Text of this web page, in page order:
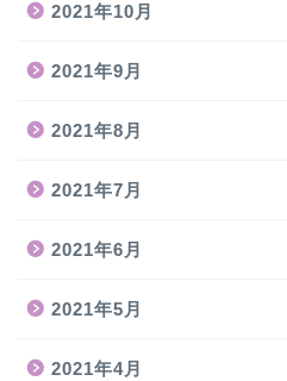
2021年10月
2021年9月
2021年8月
2021年7月
2021年6月
2021年5月
2021年4月